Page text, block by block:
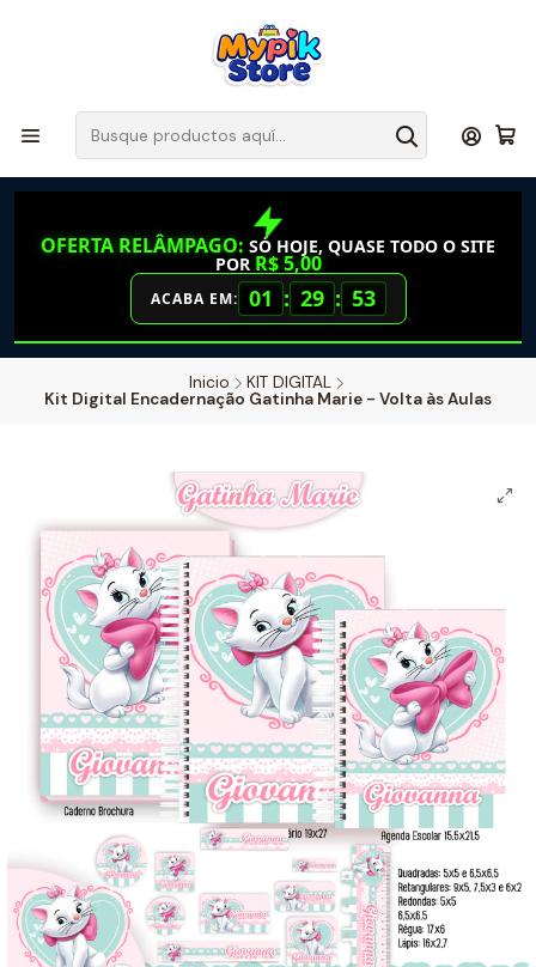
OFERTA RELÂMPAGO: SÓ HOJE, QUASE TODO O SITE
POR R$ 5,00
ACABA EM: 01 : 29 : 52
Inicio
KIT DIGITAL
Kit Digital Encadernação Gatinha Marie - Volta às Aulas